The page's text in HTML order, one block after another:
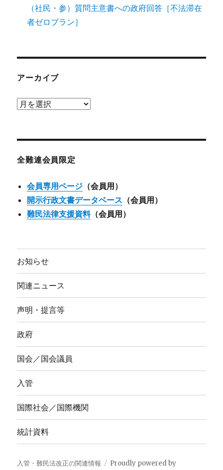
（社民・参）質問主意書への政府回答［不法滞在
者ゼロプラン］
アーカイブ
ア
ブ
全難連会員限定
会員専用ページ （会員用）
開示行政文書データベース （会員用）
難民法律支援資料（会員用）
お知らせ
関連ニュース
声明・提言等
政府
国会／国会議員
入管
国際社会／国際機関
統計資料
入管・難民法改正の関連情報
Proudly powered by